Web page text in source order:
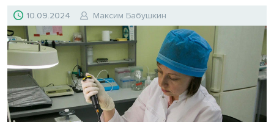
10.09.2024 Максим Бабушкин